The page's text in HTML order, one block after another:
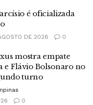
é oficializada
DE 2026 0
mostra empate
e Flávio Bolsonaro no
turno
0